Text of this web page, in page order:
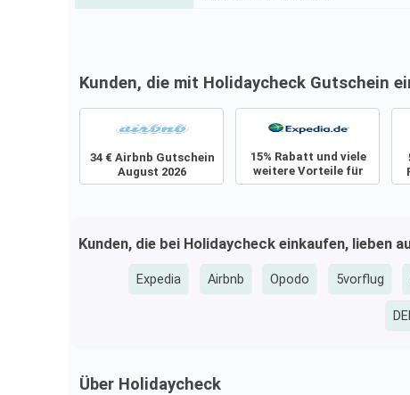
Kunden, die mit Holidaycheck Gutschein
34 € Airbnb Gutschein
August 2026
15% Rabatt und viele
weitere Vorteile für
Frühbucher
Kunden, die bei Holidaycheck einkaufen, lieben
Expedia Airbnb Opodo 5vorflug
Über Holidaycheck